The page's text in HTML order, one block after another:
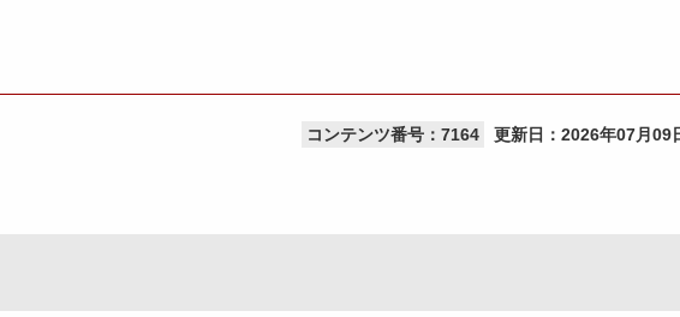
コンテンツ番号：7164 更新日： 2026年07月09